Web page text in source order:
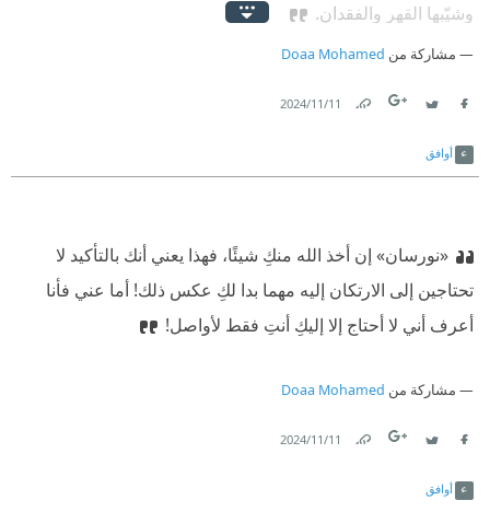
وشيّبها القهر والفقدان.
مشاركة من Doaa Mohamed
11‏/11‏/2024
أوافق
«نورسان» إن أخذ الله منكِ شيئًا، فهذا يعني أنك بالتأكيد لا
تحتاجين إلى الارتكان إليه مهما بدا لكِ عكس ذلك! أما عني فأنا
أعرف أني لا أحتاج إلا إليكِ أنتِ فقط لأواصل!
مشاركة من Doaa Mohamed
11‏/11‏/2024
أوافق